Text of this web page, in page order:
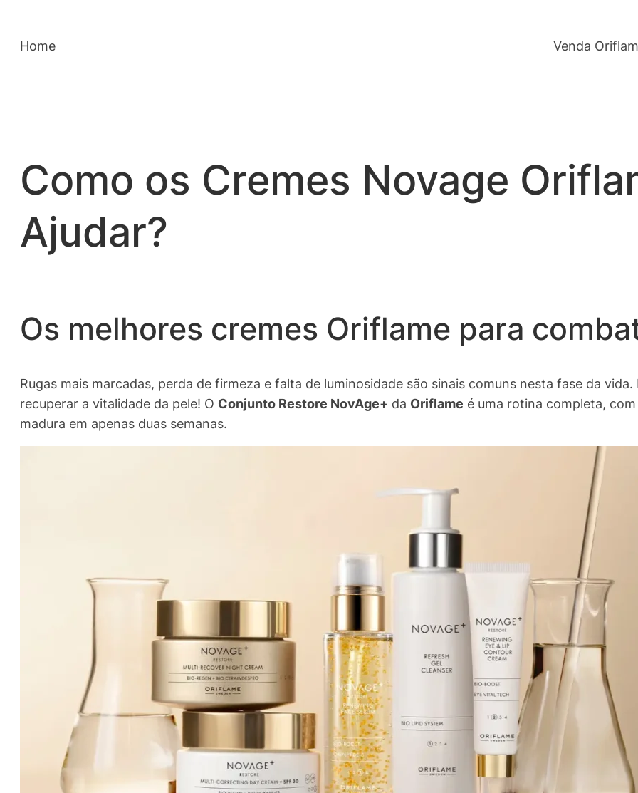
Home Venda
Como os Cremes Novage
Ajudar?
Os melhores cremes Oriflame para
Rugas mais marcadas, perda de firmeza e falta de luminosidade são sinais comuns nesta fase da
recuperar a vitalidade da pele! O Conjunto Restore NovAge+ da Oriflame é uma rotina completa,
madura em apenas duas semanas.